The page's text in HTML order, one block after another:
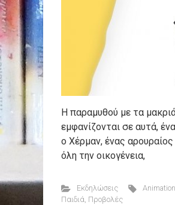
Η παραμυθού με τα
εμφανίζονται σε αυτά,
ο Xέρμαν, ένας
όλη την οικογένεια,
Εκδηλώσεις Animation
Παιδιά, Προβολές